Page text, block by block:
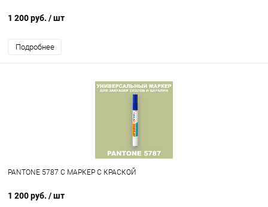
1 200 руб. / шт
Подробнее
PANTONE 5787 C МАРКЕР С КРАСКОЙ
1 200 руб. / шт